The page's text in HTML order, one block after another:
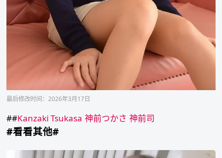
最后修改时间：2026年3月17日
##Kanzaki Tsukasa 神前つかさ 神前司
#看看其他#